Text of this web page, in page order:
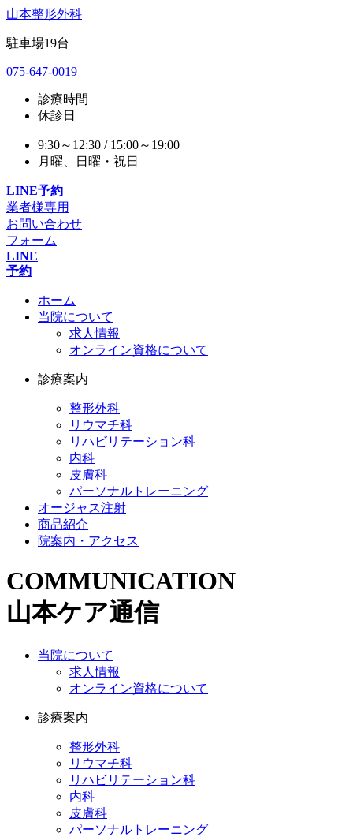
山本整形外科
駐車場19台
075-647-0019
診療時間
休診日
9:30～12:30 / 15:00～19:00
月曜、日曜・祝日
LINE予約
業者様専用
お問い合わせ
フォーム
LINE
予約
ホーム
当院について
求人情報
オンライン資格について
診療案内
整形外科
リウマチ科
リハビリテーション科
内科
皮膚科
パーソナルトレーニング
オージャス注射
商品紹介
院案内・アクセス
COMMUNICATION
山本ケア通信
当院について
求人情報
オンライン資格について
診療案内
整形外科
リウマチ科
リハビリテーション科
内科
皮膚科
パーソナルトレーニング